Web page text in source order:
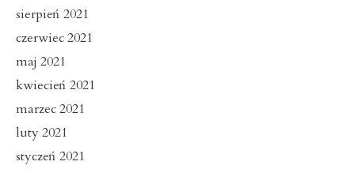
sierpień 2021
czerwiec 2021
maj 2021
kwiecień 2021
marzec 2021
luty 2021
styczeń 2021